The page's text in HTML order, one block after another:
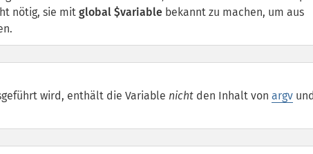
nötig, sie mit global $variable bekannt zu machen, um aus
wird, enthält die Variable nicht den Inhalt von argv